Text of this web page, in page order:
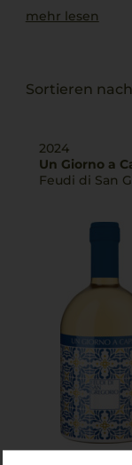
mehr lesen
Sortieren
2024
Un Giorno a
Feudi di San